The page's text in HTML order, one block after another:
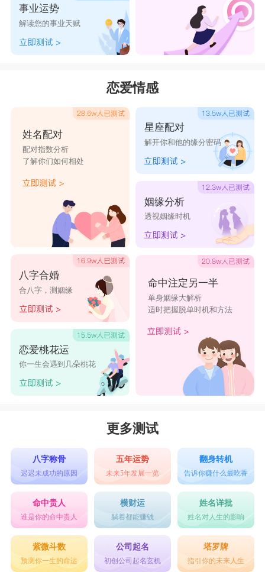
事业运势
解读您的事业天赋
恋爱情感
姓名配对
配对指数分析
了解你们如何相处
八字合婚
合八字，测姻缘
恋爱桃花运
你一生会遇到几朵桃花
星座配对
解开你和他的缘分密码
姻缘分析
透视姻缘时机
命中注定另一半
单身姻缘大解析
适时把握脱单时机和方法
更多测试
八字称骨
迟迟未成功的原因
五年运势
未来5年发展一览
翻身转机
告诉你赚什么最吃香
命中贵人
谁是你的命中贵人
横财运
躺着都能赚钱
姓名详批
姓名对人生的影响
紫微斗数
预测你一生的命运
公司起名
初创公司起名玄机
塔罗牌
指引你的未来人生